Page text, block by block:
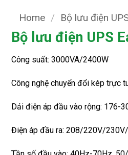
Home / Bộ lưu điện
Bộ lưu điện UPS
Công suất: 3000VA/2400W
Công nghệ chuyển đổi kép trực
Dải điện áp đầu vào rộng: 176-
Điện áp đầu ra: 208/220V/